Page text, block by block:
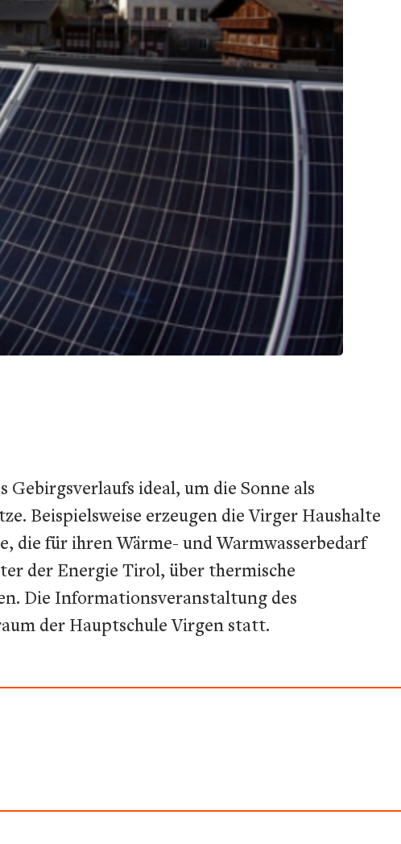
ideal, um die Sonne als
Beispielsweise erzeugen die Virger Haushalte
die für ihren Wärme- und Warmwasserbedarf
der Energie Tirol, über thermische
Die Informationsveranstaltung des
der Hauptschule Virgen statt.